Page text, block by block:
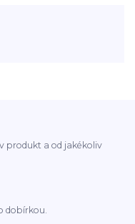
produkt a od jakékoliv
dobírkou.